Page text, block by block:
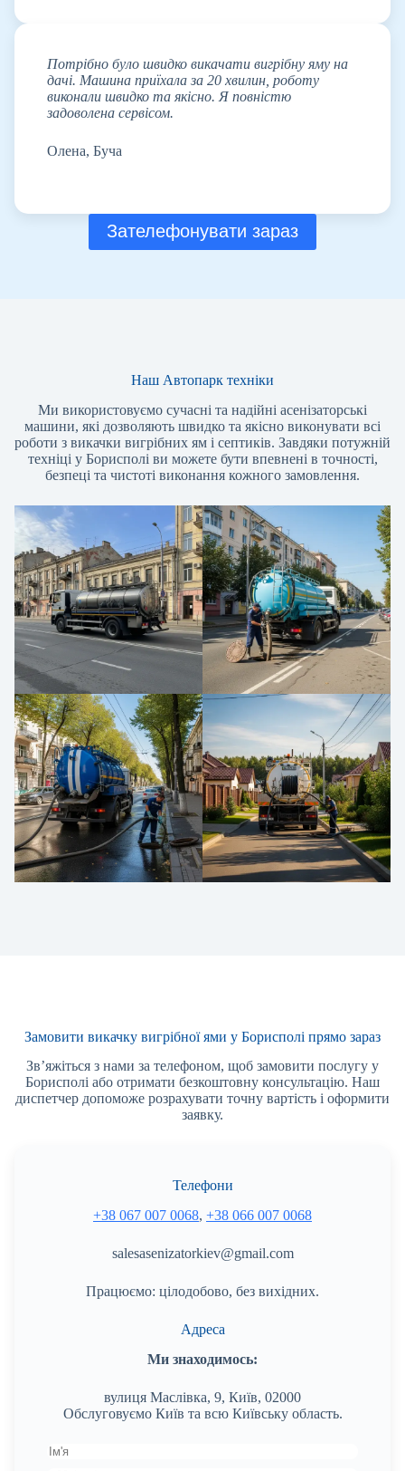
Потрібно було швидко викачати вигрібну яму на
дачі. Машина приїхала за 20 хвилин, роботу
виконали швидко та якісно. Я повністю
задоволена сервісом.
Олена, Буча
Зателефонувати зараз
Наш Автопарк техніки
Ми використовуємо сучасні та надійні асенізаторські
машини, які дозволяють швидко та якісно виконувати всі
роботи з викачки вигрібних ям і септиків. Завдяки потужній
техніці у Борисполі ви можете бути впевнені в точності,
безпеці та чистоті виконання кожного замовлення.
Замовити викачку вигрібної ями у Борисполі прямо зараз
Зв’яжіться з нами за телефоном, щоб замовити послугу у
Борисполі або отримати безкоштовну консультацію. Наш
диспетчер допоможе розрахувати точну вартість і оформити
заявку.
Телефони
+38 067 007 0068, +38 066 007 0068
salesasenizatorkiev@gmail.com
Працюємо: цілодобово, без вихідних.
Адреса
Ми знаходимось:
вулиця Маслівка, 9, Київ, 02000
Обслуговуємо Київ та всю Київську область.